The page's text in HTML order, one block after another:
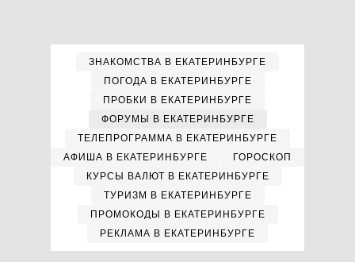
ЗНАКОМСТВА В ЕКАТЕРИНБУРГЕ
ПОГОДА В ЕКАТЕРИНБУРГЕ
ПРОБКИ В ЕКАТЕРИНБУРГЕ
ФОРУМЫ В ЕКАТЕРИНБУРГЕ
ТЕЛЕПРОГРАММА В ЕКАТЕРИНБУРГЕ
АФИША В ЕКАТЕРИНБУРГЕ
ГОРОСКОП
КУРСЫ ВАЛЮТ В ЕКАТЕРИНБУРГЕ
ТУРИЗМ В ЕКАТЕРИНБУРГЕ
ПРОМОКОДЫ В ЕКАТЕРИНБУРГЕ
РЕКЛАМА В ЕКАТЕРИНБУРГЕ